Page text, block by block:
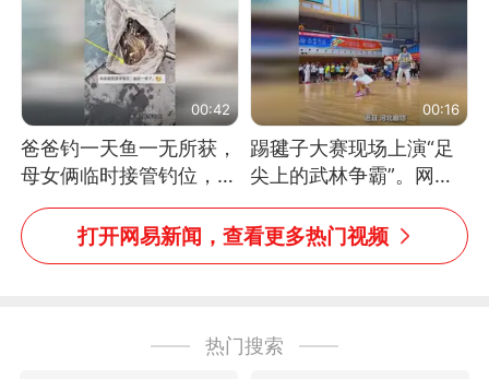
不带古筝的选手。”（来
源：新华每日电讯）
00:42
爸爸钓一天鱼一无所获，
母女俩临时接管钓位，用
玩具鱼竿钓上大鱼
00:16
踢毽子大赛现场上演“足
尖上的武林争霸”。网
友：这哪是踢毽子，分明
是武侠片现场！#睡个好
打开网易新闻，查看更多热门视频
热门搜索